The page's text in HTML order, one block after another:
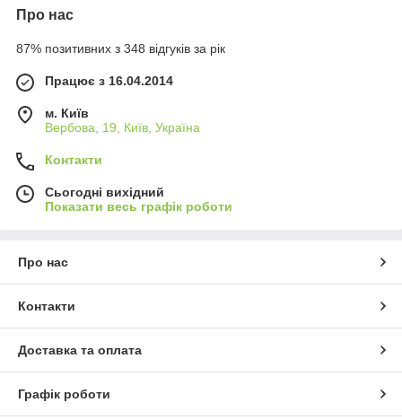
Про нас
87% позитивних з 348 відгуків за рік
Працює з 16.04.2014
м. Київ
Вербова, 19, Київ, Україна
Контакти
Сьогодні вихідний
Показати весь графік роботи
Про нас
Контакти
Доставка та оплата
Графік роботи